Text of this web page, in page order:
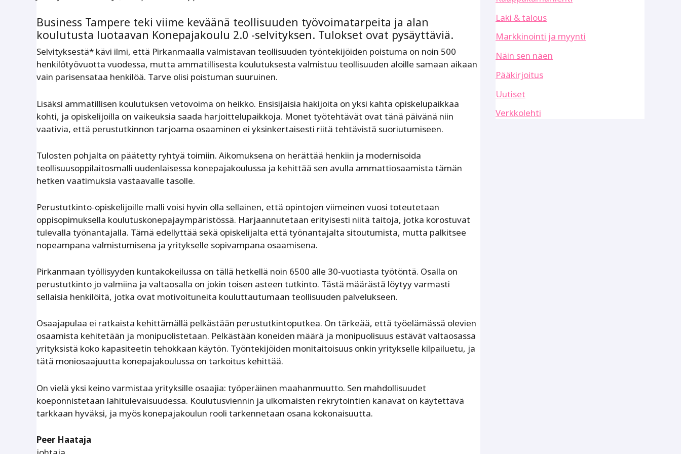
Business Tampere teki viime keväänä teollisuuden työvoimatarpeita ja alan
koulutusta luotaavan Konepajakoulu 2.0 -selvityksen. Tulokset ovat pysäyttäviä.
Selvityksestä* kävi ilmi, että Pirkanmaalla valmistavan teollisuuden työntekijöiden poistuma on noin 500
henkilötyövuotta vuodessa, mutta ammatillisesta koulutuksesta valmistuu teollisuuden aloille samaan aikaan
vain parisensataa henkilöä. Tarve olisi poistuman suuruinen.
Lisäksi ammatillisen koulutuksen vetovoima on heikko. Ensisijaisia hakijoita on yksi kahta opiskelupaikkaa
kohti, ja opiskelijoilla on vaikeuksia saada harjoittelupaikkoja. Monet työtehtävät ovat tänä päivänä niin
vaativia, että perustutkinnon tarjoama osaaminen ei yksinkertaisesti riitä tehtävistä suoriutumiseen.
Tulosten pohjalta on päätetty ryhtyä toimiin. Aikomuksena on herättää henkiin ja modernisoida
teollisuusoppilaitosmalli uudenlaisessa konepajakoulussa ja kehittää sen avulla ammattiosaamista tämän
hetken vaatimuksia vastaavalle tasolle.
Perustutkinto-opiskelijoille malli voisi hyvin olla sellainen, että opintojen viimeinen vuosi toteutetaan
oppisopimuksella koulutuskonepajaympäristössä. Harjaannutetaan erityisesti niitä taitoja, jotka korostuvat
tulevalla työnantajalla. Tämä edellyttää sekä opiskelijalta että työnantajalta sitoutumista, mutta palkitsee
nopeampana valmistumisena ja yritykselle sopivampana osaamisena.
Pirkanmaan työllisyyden kuntakokeilussa on tällä hetkellä noin 6500 alle 30-vuotiasta työtöntä. Osalla on
perustutkinto jo valmiina ja valtaosalla on jokin toisen asteen tutkinto. Tästä määrästä löytyy varmasti
sellaisia henkilöitä, jotka ovat motivoituneita kouluttautumaan teollisuuden palvelukseen.
Osaajapulaa ei ratkaista kehittämällä pelkästään perustutkintoputkea. On tärkeää, että työelämässä olevien
osaamista kehitetään ja monipuolistetaan. Pelkästään koneiden määrä ja monipuolisuus estävät valtaosassa
yrityksistä koko kapasiteetin tehokkaan käytön. Työntekijöiden monitaitoisuus onkin yritykselle kilpailuetu, ja
tätä moniosaajuutta konepajakoulussa on tarkoitus kehittää.
On vielä yksi keino varmistaa yrityksille osaajia: työperäinen maahanmuutto. Sen mahdollisuudet
koeponnistetaan lähitulevaisuudessa. Koulutusviennin ja ulkomaisten rekrytointien kanavat on käytettävä
tarkkaan hyväksi, ja myös konepajakoulun rooli tarkennetaan osana kokonaisuutta.
Peer Haataja
Laki & talous
Markkinointi ja myynti
Näin sen näen
Pääkirjoitus
Uutiset
Verkkolehti